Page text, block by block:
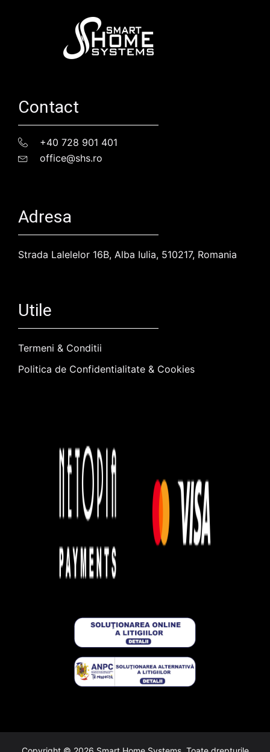
Contact
+40 728 901 401
office@shs.ro
Adresa
Strada Lalelelor 16B, Alba Iulia, 510217, Romania
Utile
Termeni & Conditii
Politica de Confidentialitate & Cookies